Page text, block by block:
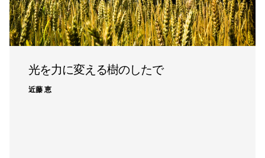
光を力に変える樹のしたで
近藤 恵